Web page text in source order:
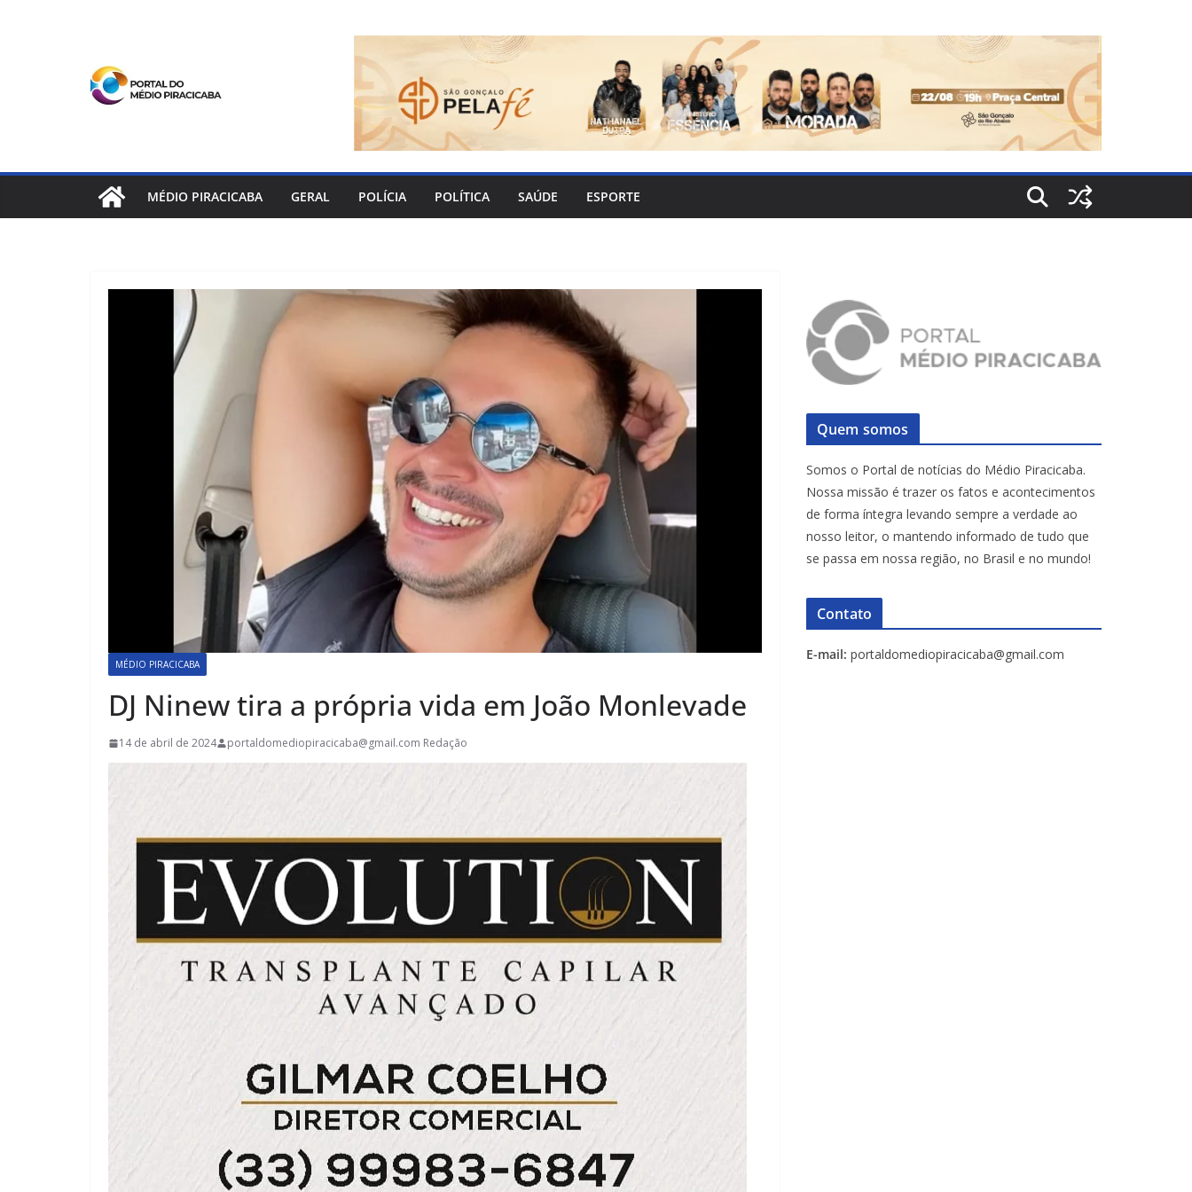
MÉDIO PIRACICABA GERAL POLÍCIA POLÍTICA SAÚDE ESPORTE
MÉDIO PIRACICABA
DJ Ninew tira a própria vida em João Monlevade
14 de abril de 2024 portaldomediopiracicaba@gmail.com Redação
Quem somos
Somos o Portal de notícias do Médio Piracicaba.
Nossa missão é trazer os fatos e acontecimentos
de forma íntegra levando sempre a verdade ao
nosso leitor, o mantendo informado de tudo que
se passa em nossa região, no Brasil e no mundo!
Contato
E-mail: portaldomediopiracicaba@gmail.com